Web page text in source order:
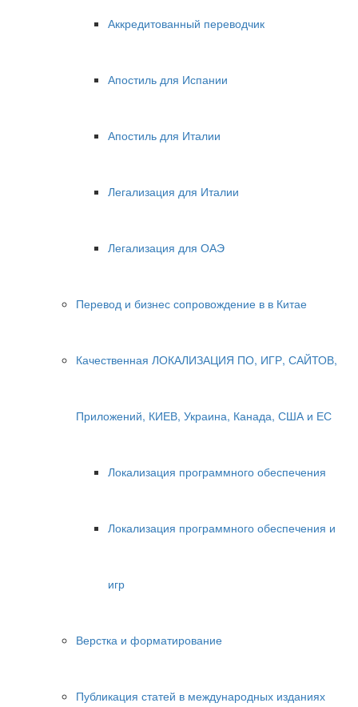
Аккредитованный переводчик
Апостиль для Испании
Апостиль для Италии
Легализация для Италии
Легализация для ОАЭ
Перевод и бизнес сопровождение в в Китае
Качественная ЛОКАЛИЗАЦИЯ ПО, ИГР, САЙТОВ,
Приложений, КИЕВ, Украина, Канада, США и ЕС
Локализация программного обеспечения
Локализация программного обеспечения и
игр
Верстка и форматирование
Публикация статей в международных изданиях